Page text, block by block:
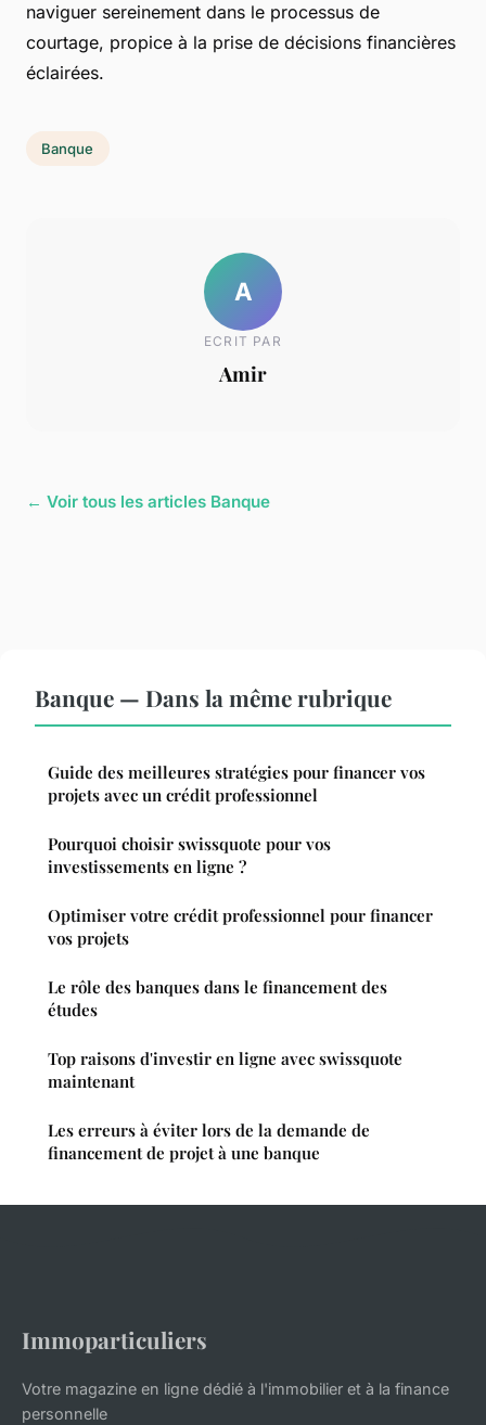
naviguer sereinement dans le processus de
courtage, propice à la prise de décisions financières
éclairées.
Banque
A
ECRIT PAR
Amir
← Voir tous les articles Banque
Banque — Dans la même rubrique
Guide des meilleures stratégies pour financer vos
projets avec un crédit professionnel
Pourquoi choisir swissquote pour vos
investissements en ligne ?
Optimiser votre crédit professionnel pour financer
vos projets
Le rôle des banques dans le financement des
études
Top raisons d'investir en ligne avec swissquote
maintenant
Les erreurs à éviter lors de la demande de
financement de projet à une banque
Immoparticuliers
Votre magazine en ligne dédié à l'immobilier et à la finance
personnelle